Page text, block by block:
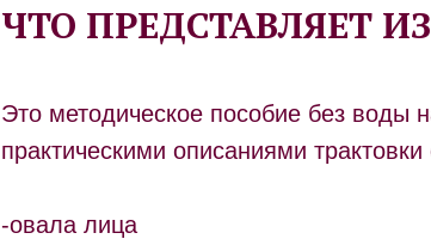
Это методическое пособие без воды
практическими описаниями
-овала лица
ЧТО ПРЕДСТАВЛЯЕТ